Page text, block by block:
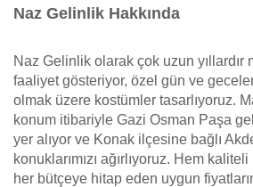
Naz Gelinlik Hakkında
Naz Gelinlik olarak çok uzun yıllardır
faaliyet gösteriyor, özel gün ve
olmak üzere kostümler tasarlıyoruz.
konum itibariyle Gazi Osman Paşa
yer alıyor ve Konak ilçesine bağlı
konuklarımızı ağırlıyoruz. Hem
her bütçeye hitap eden uygun